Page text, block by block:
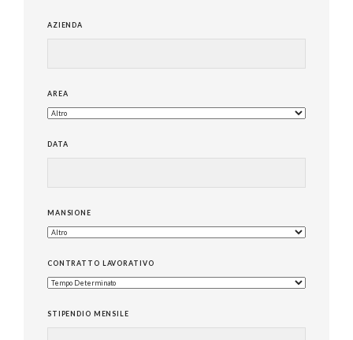
AZIENDA
AREA
DATA
MANSIONE
CONTRATTO LAVORATIVO
STIPENDIO MENSILE